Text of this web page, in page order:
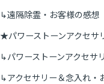
↳遠隔除霊・お客様の感想
★パワーストーンアクセサリ
↳パワーストーンアクセサリーお客様の
↳アクセサリー＆念入れ・お客様